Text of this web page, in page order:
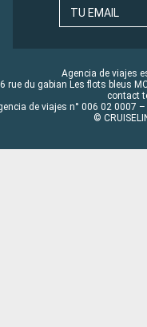
TU EMAIL
Agencia de viajes
rue du gabian Les flots bleus
contact
de viajes n° 006 02 0007
©